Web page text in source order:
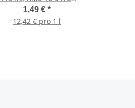
F/RA mehrf. sortiert,
i.DP
1,49 € *
12,42 € pro 1 l